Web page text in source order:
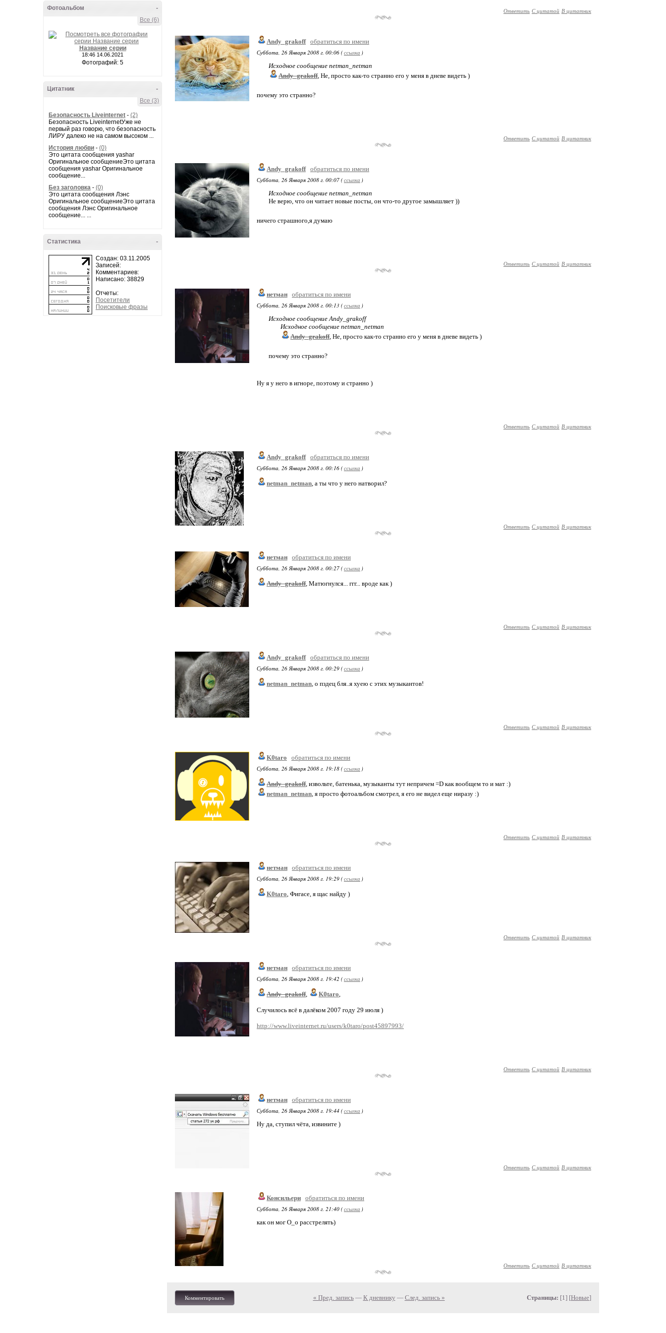
-
Фотоальбом
Все (6)
Название серии
18:46 14.06.2021
Фотографий: 5
-
Цитатник
Все (3)
Безопасность Liveinternet - (2)
Безопасность LiveinternetУже не
первый раз говорю, что безопасность
ЛИРУ далеко не на самом высоком ...
История любви - (0)
Это цитата сообщения yashar
Оригинальное сообщениеЭто цитата
сообщения yashar Оригинальное
сообщение...
Без заголовка - (0)
Это цитата сообщения Лэнс
Оригинальное сообщениеЭто цитата
сообщения Лэнс Оригинальное
сообщение... ...
-
Статистика
Создан: 03.11.2005
Записей:
Комментариев:
Написано: 38829
Отчеты:
Посетители
Поисковые фразы
Ответить С цитатой В цитатник
Andy_grakoff обратиться по имени
Суббота, 26 Января 2008 г. 00:06 (ссылка )
Исходное сообщение netman_netman
Andy_grakoff, Не, просто как-то странно его у меня в дневе видеть )
почему это странно?
Ответить С цитатой В цитатник
Andy_grakoff обратиться по имени
Суббота, 26 Января 2008 г. 00:07 (ссылка )
Исходное сообщение netman_netman
Не верю, что он читает новые посты, он что-то другое замышляет ))
ничего страшного,я думаю
Ответить С цитатой В цитатник
нетман обратиться по имени
Суббота, 26 Января 2008 г. 00:13 (ссылка )
Исходное сообщение Andy_grakoff
Исходное сообщение netman_netman
Andy_grakoff, Не, просто как-то странно его у меня в дневе видеть )
почему это странно?
Ну я у него в игноре, поэтому и странно )
Ответить С цитатой В цитатник
Andy_grakoff обратиться по имени
Суббота, 26 Января 2008 г. 00:16 (ссылка )
netman_netman, а ты что у него натворил?
Ответить С цитатой В цитатник
нетман обратиться по имени
Суббота, 26 Января 2008 г. 00:27 (ссылка )
Andy_grakoff, Матюгнулся... ггг... вроде как )
Ответить С цитатой В цитатник
Andy_grakoff обратиться по имени
Суббота, 26 Января 2008 г. 00:29 (ссылка )
netman_netman, о пздец бля..я хуею с этих музыкантов!
Ответить С цитатой В цитатник
K0taro
обратиться по имени
Суббота, 26 Января 2008 г. 19:18 (ссылка )
Andy_grakoff, извольте, батенька, музыканты тут непричем =D как вообщем то и мат :)
netman_netman, я просто фотоальбом смотрел, я его не видел еще ниразу :)
Ответить С цитатой В цитатник
нетман обратиться по имени
Суббота, 26 Января 2008 г. 19:29 (ссылка )
K0taro, Фигасе, я щас найду )
Ответить С цитатой В цитатник
нетман обратиться по имени
Суббота, 26 Января 2008 г. 19:42 (ссылка )
Andy_grakoff, K0taro,
Случилось всё в далёком 2007 году 29 июля )
http://www.liveinternet.ru/users/k0taro/post45897993/
Ответить С цитатой В цитатник
нетман обратиться по имени
Суббота, 26 Января 2008 г. 19:44 (ссылка )
Ну да, ступил чёта, извините )
Ответить С цитатой В цитатник
Консильери обратиться по имени
Суббота, 26 Января 2008 г. 21:40 (ссылка )
как он мог О_о расстрелять)
Ответить С цитатой В цитатник
Комментировать « Пред. запись— К дневнику — След. запись » Страницы: [1] [Новые]